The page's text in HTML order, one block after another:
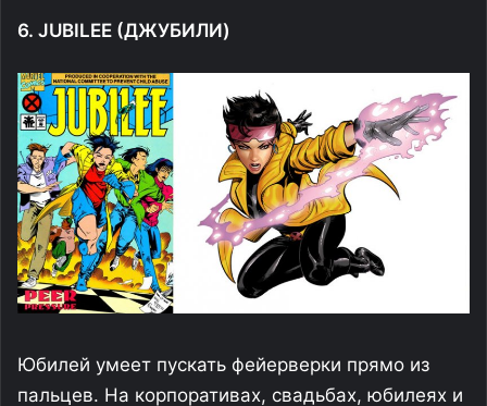
6. JUBILEE (ДЖУБИЛИ)
Юбилей умеет пускать фейерверки прямо из
пальцев. На корпоративах, свадьбах, юбилеях и